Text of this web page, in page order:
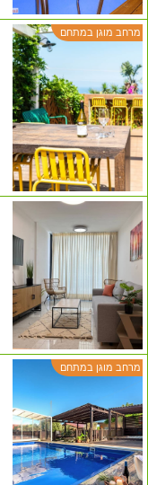
מרחב מוגן במתחם
מרחב מוגן במתחם